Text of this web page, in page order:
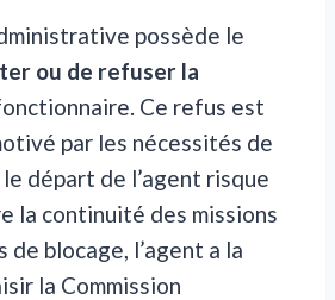
possède le
ou de refuser la
Ce refus est
par les nécessités de
départ de l’agent risque
la continuité des missions
de blocage, l’agent a la
la Commission